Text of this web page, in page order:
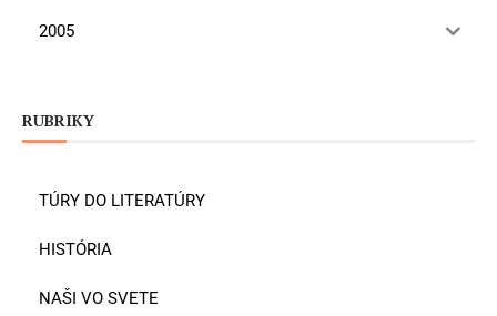
2005
RUBRIKY
TÚRY DO LITERATÚRY
HISTÓRIA
NAŠI VO SVETE